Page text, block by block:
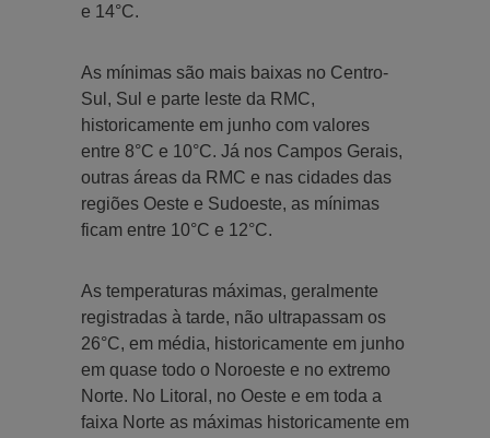
e 14°C.
As mínimas são mais baixas no Centro-
Sul, Sul e parte leste da RMC,
historicamente em junho com valores
entre 8°C e 10°C. Já nos Campos Gerais,
outras áreas da RMC e nas cidades das
regiões Oeste e Sudoeste, as mínimas
ficam entre 10°C e 12°C.
As temperaturas máximas, geralmente
registradas à tarde, não ultrapassam os
26°C, em média, historicamente em junho
em quase todo o Noroeste e no extremo
Norte. No Litoral, no Oeste e em toda a
faixa Norte as máximas historicamente em